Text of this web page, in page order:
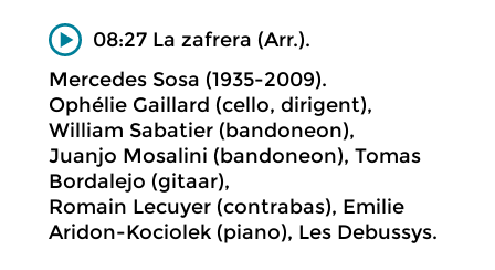
08:27 La zafrera (Arr.).
Mercedes Sosa (1935-2009).
Ophélie Gaillard (cello, dirigent),
William Sabatier (bandoneon),
Juanjo Mosalini (bandoneon), Tomas
Bordalejo (gitaar),
Romain Lecuyer (contrabas), Emilie
Aridon-Kociolek (piano), Les Debussys.